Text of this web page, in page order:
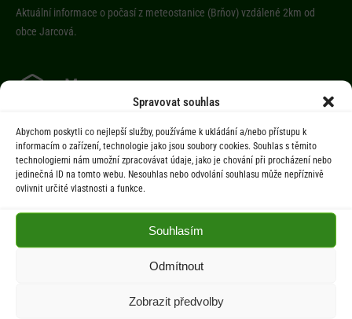
Spravovat souhlas
Abychom poskytli co nejlepší služby, používáme k ukládání a/nebo přístupu k
informacím o zařízení, technologie jako jsou soubory cookies. Souhlas s těmito
technologiemi nám umožní zpracovávat údaje, jako je chování při procházení nebo
jedinečná ID na tomto webu. Nesouhlas nebo odvolání souhlasu může nepříznivě
ovlivnit určité vlastnosti a funkce.
Souhlasím
Odmítnout
Zobrazit předvolby
Aktuální informace o počasí z meteostanice (Brňov) vzdálené 2km od
obce Jarcová.
Menu
Úřad
Úřední deska
Obec
Občan
Aktuality
Kontakty